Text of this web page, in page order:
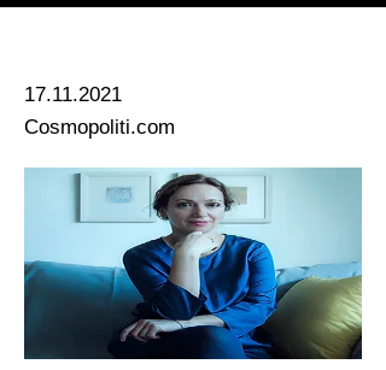
17.11.2021
Cosmopoliti.com